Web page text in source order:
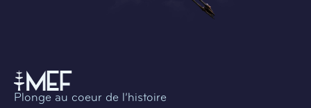
Plonge au coeur de l’histoire